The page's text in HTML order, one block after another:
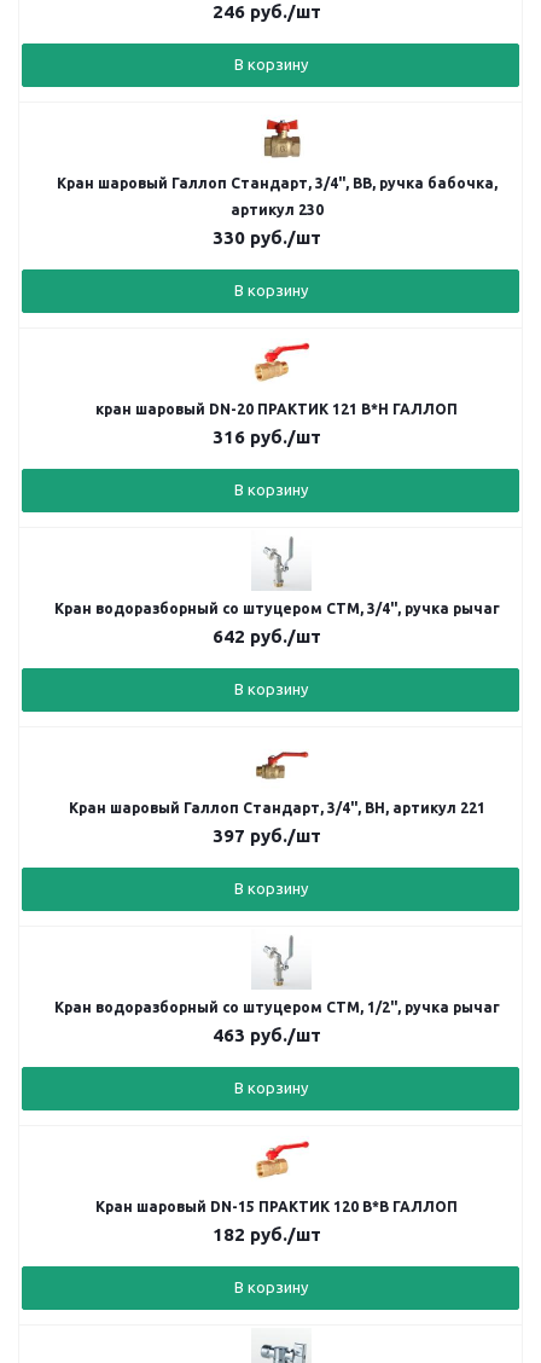
246руб./шт
В корзину
Кран шаровый Галлоп Стандарт, 3/4", ВВ, ручка бабочка,
артикул 230
330руб./шт
В корзину
кран шаровый DN-20 ПРАКТИК 121 В*Н ГАЛЛОП
316руб./шт
В корзину
Кран водоразборный со штуцером СТМ, 3/4", ручка рычаг
642 руб./шт
В корзину
Кран шаровый Галлоп Стандарт, 3/4", ВН, артикул 221
397 руб./шт
В корзину
Кран водоразборный со штуцером СТМ, 1/2", ручка рычаг
463 руб./шт
В корзину
Кран шаровый DN-15 ПРАКТИК 120 В*В ГАЛЛОП
182 руб./шт
В корзину